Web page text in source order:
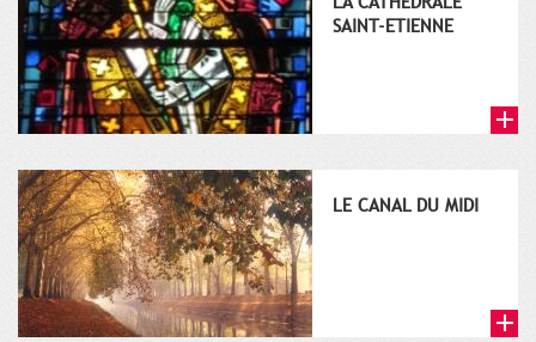
SAINT-ETIENNE
LE CANAL DU MIDI